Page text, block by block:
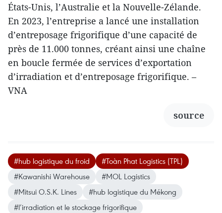
États-Unis, l’Australie et la Nouvelle-Zélande.
En 2023, l’entreprise a lancé une installation
d’entreposage frigorifique d’une capacité de
près de 11.000 tonnes, créant ainsi une chaîne
en boucle fermée de services d’exportation
d’irradiation et d’entreposage frigorifique. –
VNA
source
#hub logistique du froid
#Toàn Phat Logistics (TPL)
#Kawanishi Warehouse
#MOL Logistics
#Mitsui O.S.K. Lines
#hub logistique du Mékong
#l’irradiation et le stockage frigorifique